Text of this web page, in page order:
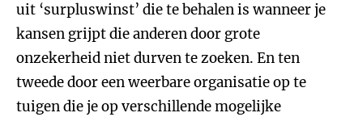
uit ‘surpluswinst’ die te behalen is wanneer je
kansen grijpt die anderen door grote
onzekerheid niet durven te zoeken. En ten
tweede door een weerbare organisatie op te
tuigen die je op verschillende mogelijke